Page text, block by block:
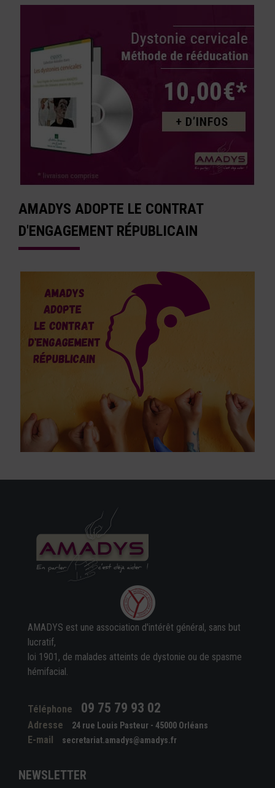
AMADYS ADOPTE LE CONTRAT
D'ENGAGEMENT RÉPUBLICAIN
AMADYS est une association d'intérêt général, sans but
lucratif,
loi 1901, de malades atteints de dystonie ou de spasme
hémifacial.
Téléphone 09 75 79 93 02
Adresse 24 rue Louis Pasteur - 45000 Orléans
E-mail secretariat.amadys@amadys.fr
NEWSLETTER